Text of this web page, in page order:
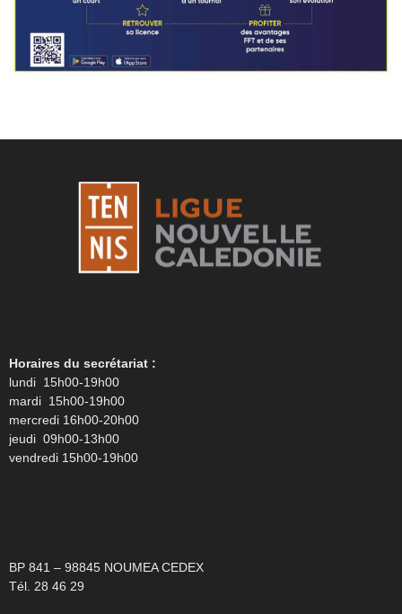
Horaires du secrétariat :
lundi 15h00-19h00
mardi 15h00-19h00
mercredi 16h00-20h00
jeudi 09h00-13h00
vendredi 15h00-19h00
BP 841 – 98845 NOUMEA CEDEX
Tél. 28 46 29